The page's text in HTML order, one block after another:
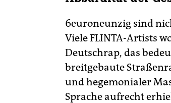
6euroneunzig sind
Viele FLINTA-Artists
Deutschrap, das
breitgebaute
und hegemonialer
Sprache aufrecht